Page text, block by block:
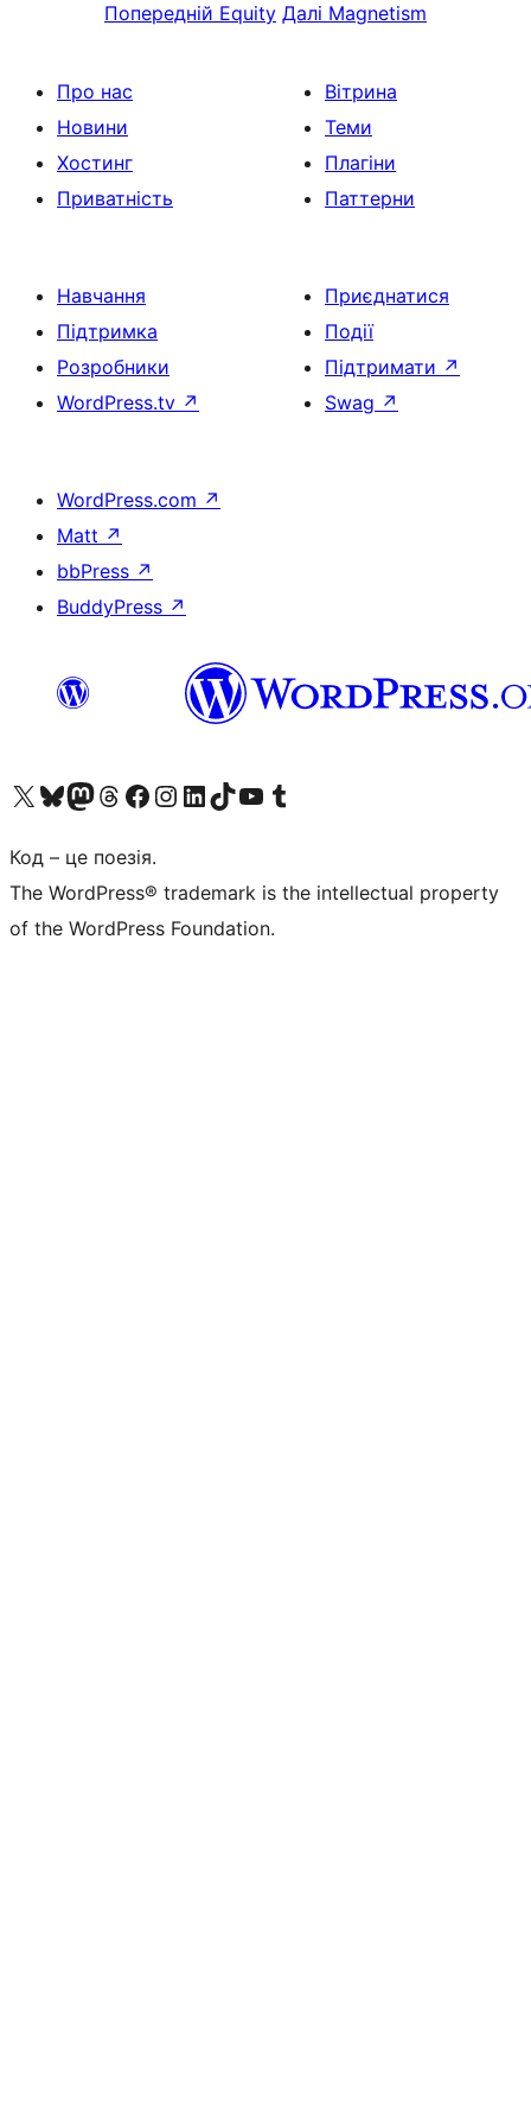
Попередній Equity Далі Magnetism
Про нас
Новини
Хостинг
Приватність
Вітрина
Теми
Плагіни
Паттерни
Навчання
Підтримка
Розробники
WordPress.tv ↗
Приєднатися
Події
Підтримати ↗
Swag ↗
WordPress.com ↗
Matt ↗
bbPress ↗
BuddyPress ↗
Visit our X (formerly Twitter) account
Visit our Bluesky account
Завітайте до нашої стрічки в Mastodon
Visit our Threads account
Завітайте на нашу сторінку в Facebook
Visit our Instagram account
Visit our LinkedIn account
Visit our TikTok account
Visit our YouTube channel
Visit our Tumblr account
Код – це поезія.
The WordPress® trademark is the intellectual property
of the WordPress Foundation.